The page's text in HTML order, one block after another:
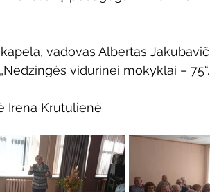
vadovas Albertas
vidurinei mokyklai – 75“.
Irena Krutulienė